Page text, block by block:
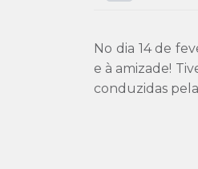
No dia 14 de
e à amizade!
conduzidas